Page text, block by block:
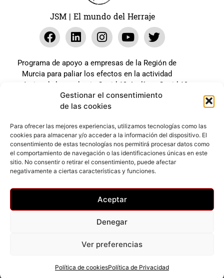
Gestionar el consentimiento
de las cookies
Para ofrecer las mejores experiencias, utilizamos tecnologías como las
cookies para almacenar y/o acceder a la información del dispositivo. El
consentimiento de estas tecnologías nos permitirá procesar datos como
el comportamiento de navegación o las identificaciones únicas en este
sitio. No consentir o retirar el consentimiento, puede afectar
negativamente a ciertas características y funciones.
Aceptar
Denegar
Ver preferencias
Política de cookiesPolítica de Privacidad
JSM | El mundo del Herraje
Programa de apoyo a empresas de la Región de
Murcia para paliar los efectos en la actividad
económica de la pandemia Covid-19. La línea Covid-19
coste cero cofinanciada por la unión europea.
Expediente: 2020.07.COSI.0483
Web desarrollada gracias al Programa Kit Digital
Cofinanciado por los Fondos Next Generation (EU) del
–Accesibilidad–Cookies
© Todos los derechos reservados